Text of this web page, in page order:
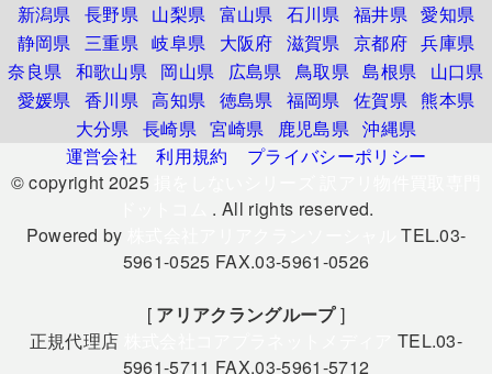
新潟県 長野県 山梨県 富山県 石川県 福井県 愛知県
静岡県 三重県 岐阜県 大阪府 滋賀県 京都府 兵庫県
奈良県 和歌山県 岡山県 広島県 鳥取県 島根県
山口県
愛媛県 香川県 高知県 徳島県 福岡県 佐賀県 熊本県
大分県 長崎県 宮崎県 鹿児島県 沖縄県
運営会社
利用規約
プライバシーポリシー
© copyright 2025
. All rights reserved.
Powered by
TEL.03-
5961-0525 FAX.03-5961-0526
[ アリアクラングループ]
正規代理店
TEL.03-
5961-5711 FAX.03-5961-5712